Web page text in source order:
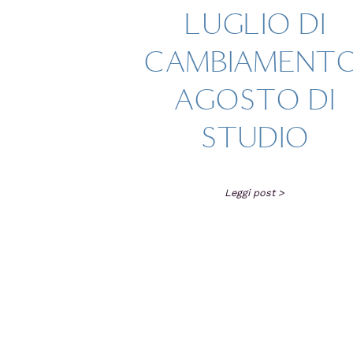
LUGLIO DI
AGOSTO DI
STUDIO
Leggi post >